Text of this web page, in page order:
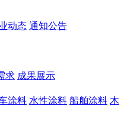
动态 通知公告
求 成果展示
涂料 水性涂料 船舶涂料 木